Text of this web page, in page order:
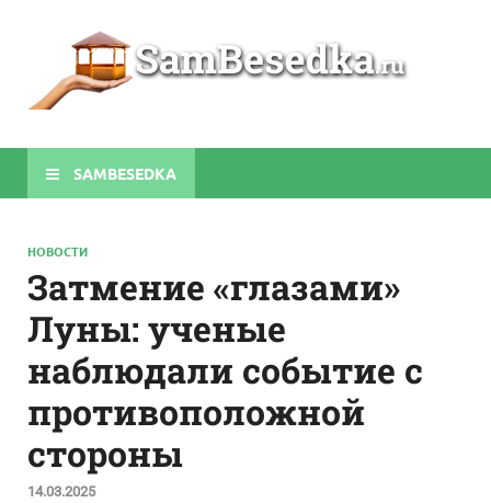
SAMBESEDKA
НОВОСТИ
Затмение «глазами»
Луны: ученые
наблюдали событие с
противоположной
стороны
14.03.2025